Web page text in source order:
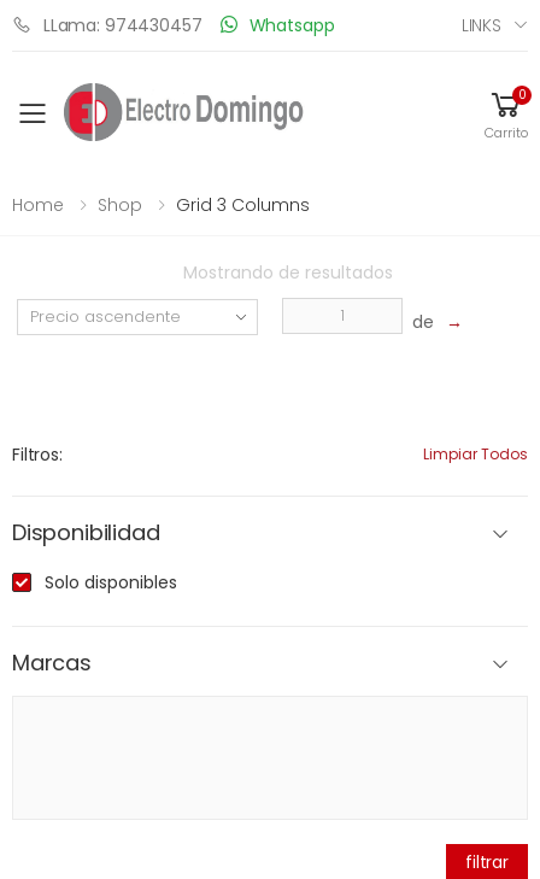
LLama: 974430457 Whatsapp LINKS
Toggle mobile menu
0
Carrito
Home Shop Grid 3 Columns
Mostrando de resultados
de →
Filtros: Limpiar Todos
Disponibilidad
Solo disponibles
Marcas
filtrar